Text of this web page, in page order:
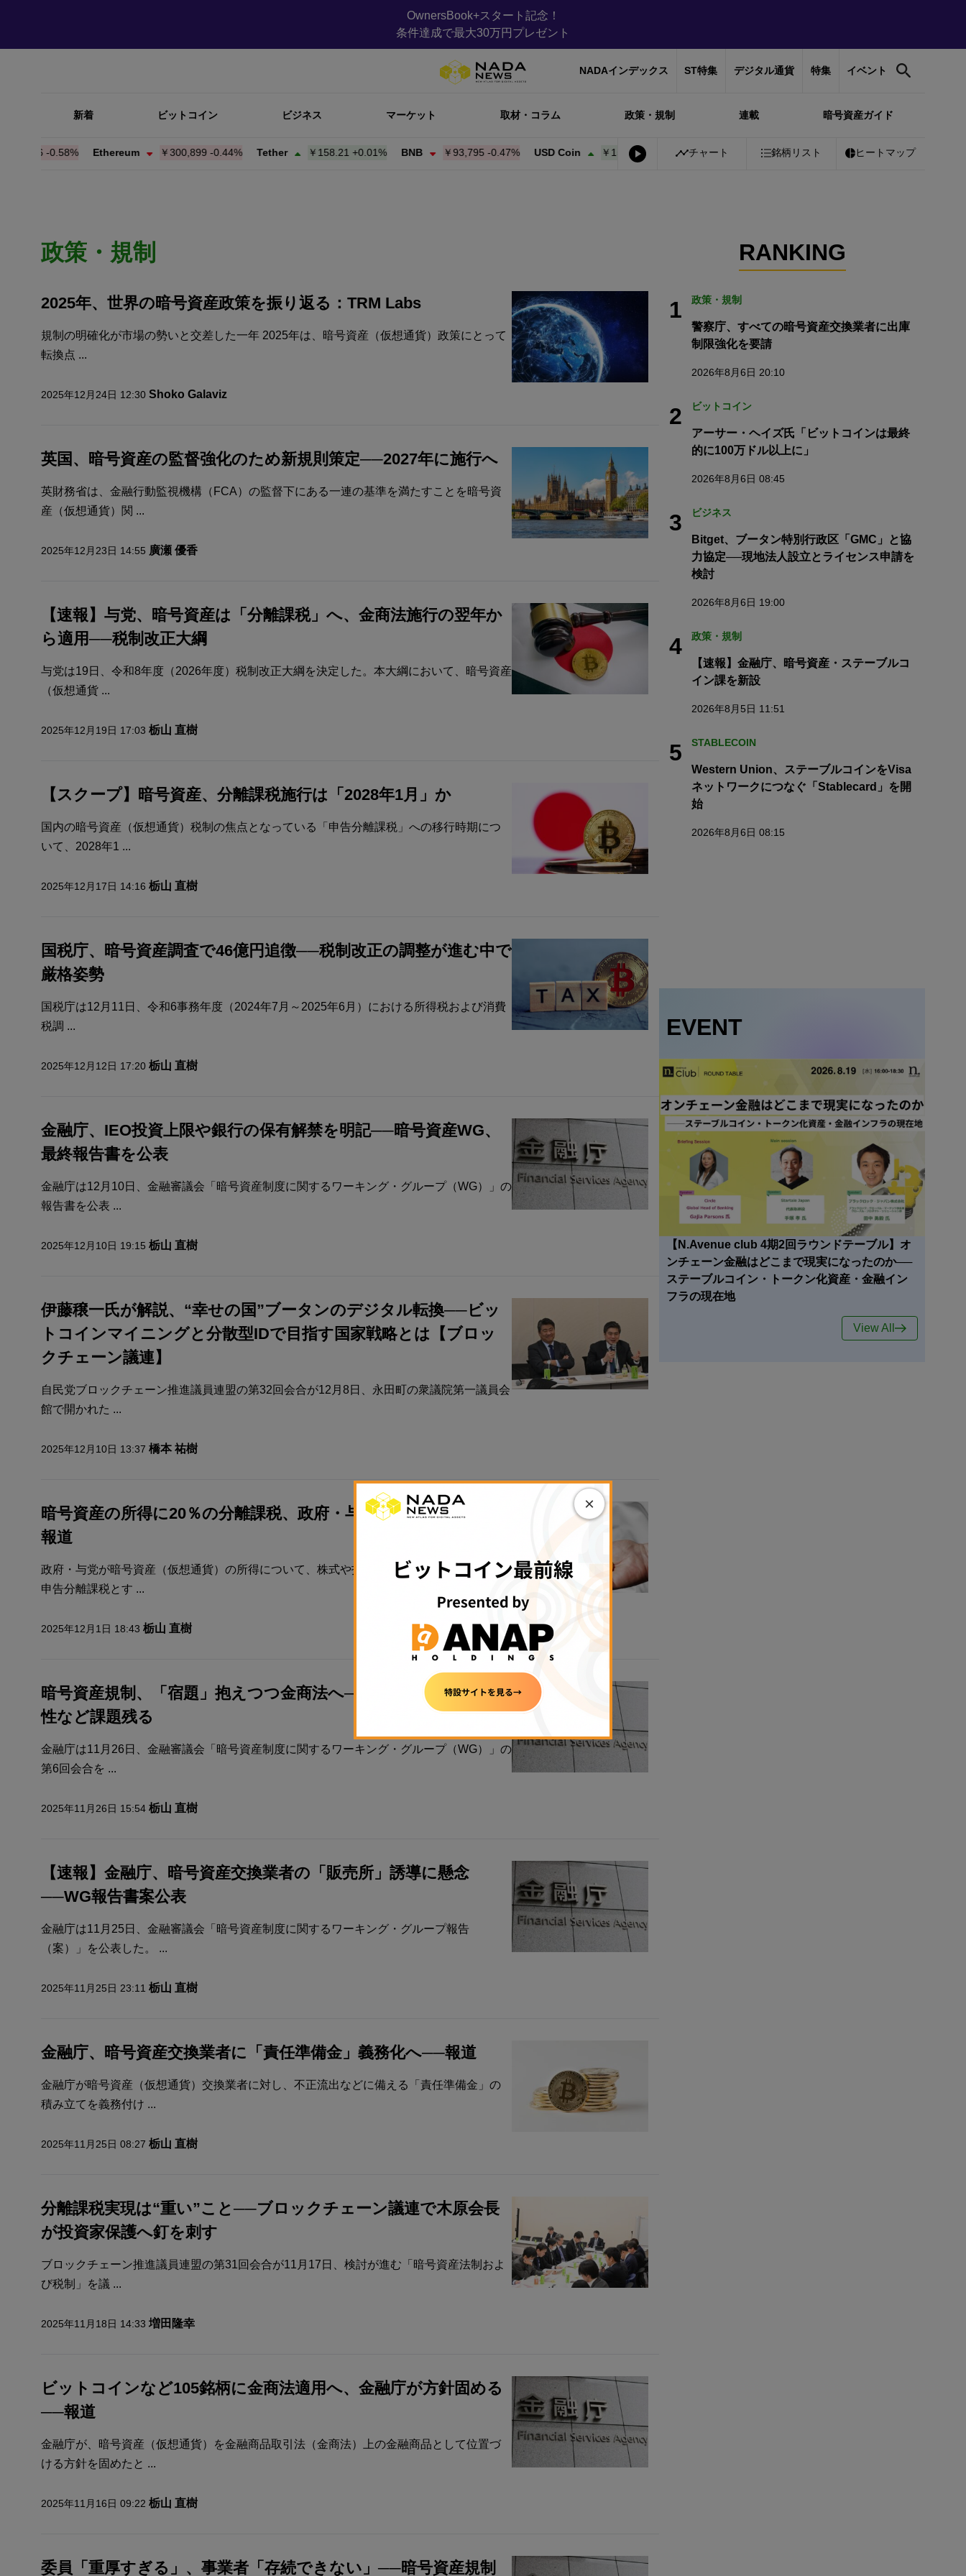
OwnersBook+スタート記念！
条件達成で最大30万円プレゼント
NADAインデックス ST特集 デジタル通貨 特集 イベント
新着 ビットコイン ビジネス マーケット 取材・コラム 政策・規制 連載 暗号資産ガイド
-0.58% Ethereum ￥300,899-0.44% Tether ￥158.21 +0.01% BNB ￥93,795-0.47% USD Coin ￥158.32 0.01% Bitcoin ￥10,168,026-0.58% Ethereum ￥300,899
チャート 銘柄リスト ヒートマップ
政策・規制
2025年、世界の暗号資産政策を振り返る：TRM Labs
規制の明確化が市場の勢いと交差した一年 2025年は、暗号資産（仮想通貨）政策にとって
転換点 ...
2025年12月24日 12:30 Shoko Galaviz
英国、暗号資産の監督強化のため新規則策定──2027年に施行へ
英財務省は、金融行動監視機構（FCA）の監督下にある一連の基準を満たすことを暗号資
産（仮想通貨）関 ...
2025年12月23日 14:55 廣瀬 優香
【速報】与党、暗号資産は「分離課税」へ、金商法施行の翌年か
ら適用──税制改正大綱
与党は19日、令和8年度（2026年度）税制改正大綱を決定した。本大綱において、暗号資産
（仮想通貨 ...
2025年12月19日 17:03 栃山 直樹
【スクープ】暗号資産、分離課税施行は「2028年1月」か
国内の暗号資産（仮想通貨）税制の焦点となっている「申告分離課税」への移行時期につ
いて、2028年1 ...
2025年12月17日 14:16 栃山 直樹
国税庁、暗号資産調査で46億円追徴──税制改正の調整が進む中で
厳格姿勢
国税庁は12月11日、令和6事務年度（2024年7月～2025年6月）における所得税および消費
税調 ...
2025年12月12日 17:20 栃山 直樹
金融庁、IEO投資上限や銀行の保有解禁を明記──暗号資産WG、
最終報告書を公表
金融庁は12月10日、金融審議会「暗号資産制度に関するワーキング・グループ（WG）」の
報告書を公表 ...
2025年12月10日 19:15 栃山 直樹
伊藤穣一氏が解説、“幸せの国”ブータンのデジタル転換──ビッ
トコインマイニングと分散型IDで目指す国家戦略とは【ブロッ
クチェーン議連】
自民党ブロックチェーン推進議員連盟の第32回会合が12月8日、永田町の衆議院第一議員会
館で開かれた ...
2025年12月10日 13:37 橋本 祐樹
暗号資産の所得に20％の分離課税、政府・与党が調整入る──日経
報道
政府・与党が暗号資産（仮想通貨）の所得について、株式や投資信託と同様に一律20％の
申告分離課税とす ...
2025年12月1日 18:43 栃山 直樹
暗号資産規制、「宿題」抱えつつ金商法へ──交換業者の事業継続
性など課題残る
金融庁は11月26日、金融審議会「暗号資産制度に関するワーキング・グループ（WG）」の
第6回会合を ...
2025年11月26日 15:54 栃山 直樹
【速報】金融庁、暗号資産交換業者の「販売所」誘導に懸念
──WG報告書案公表
金融庁は11月25日、金融審議会「暗号資産制度に関するワーキング・グループ報告
（案）」を公表した。 ...
2025年11月25日 23:11 栃山 直樹
金融庁、暗号資産交換業者に「責任準備金」義務化へ──報道
金融庁が暗号資産（仮想通貨）交換業者に対し、不正流出などに備える「責任準備金」の
積み立てを義務付け ...
2025年11月25日 08:27 栃山 直樹
分離課税実現は“重い”こと──ブロックチェーン議連で木原会長
が投資家保護へ釘を刺す
ブロックチェーン推進議員連盟の第31回会合が11月17日、検討が進む「暗号資産法制およ
び税制」を議 ...
2025年11月18日 14:33 増田隆幸
ビットコインなど105銘柄に金商法適用へ、金融庁が方針固める
──報道
金融庁が、暗号資産（仮想通貨）を金融商品取引法（金商法）上の金融商品として位置づ
ける方針を固めたと ...
2025年11月16日 09:22 栃山 直樹
委員「重厚すぎる」、事業者「存続できない」──暗号資産規制
RANKING
1 政策・規制
警察庁、すべての暗号資産交換業者に出庫
制限強化を要請
2026年8月6日 20:10
2 ビットコイン
アーサー・ヘイズ氏「ビットコインは最終
的に100万ドル以上に」
2026年8月6日 08:45
3 ビジネス
Bitget、ブータン特別行政区「GMC」と協
力協定──現地法人設立とライセンス申請を
検討
2026年8月6日 19:00
4 政策・規制
【速報】金融庁、暗号資産・ステーブルコ
イン課を新設
2026年8月5日 11:51
5 STABLECOIN
Western Union、ステーブルコインをVisa
ネットワークにつなぐ「Stablecard」を開
始
2026年8月6日 08:15
EVENT
【N.Avenue club 4期2回ラウンドテーブル】オ
ンチェーン金融はどこまで現実になったのか──
ステーブルコイン・トークン化資産・金融イン
フラの現在地
View All
×